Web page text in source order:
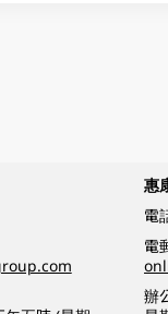
惠
電
電
辦